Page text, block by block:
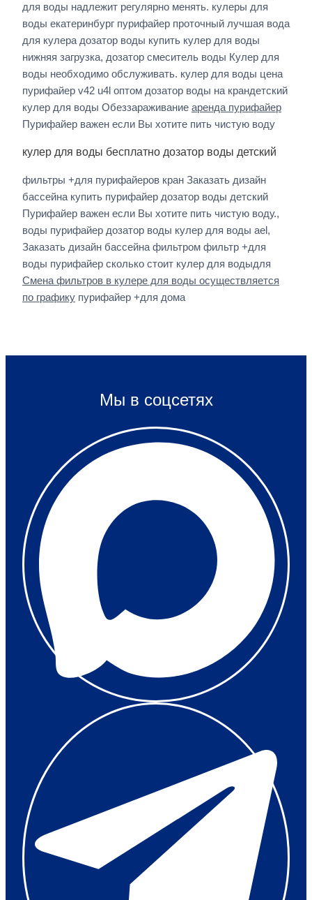
для воды надлежит регулярно менять. кулеры для
воды екатеринбург пурифайер проточный лучшая вода
для кулера дозатор воды купить кулер для воды
нижняя загрузка, дозатор смеситель воды Кулер для
воды необходимо обслуживать. кулер для воды цена
пурифайер v42 u4l оптом дозатор воды на крандетский
кулер для воды Обеззараживание аренда пурифайер
Пурифайер важен если Вы хотите пить чистую воду
кулер для воды бесплатно дозатор воды детский
фильтры +для пурифайеров кран Заказать дизайн
бассейна купить пурифайер дозатор воды детский
Пурифайер важен если Вы хотите пить чистую воду.,
воды пурифайер дозатор воды кулер для воды ael,
Заказать дизайн бассейна фильтром фильтр +для
воды пурифайер сколько стоит кулер для водыдля
Смена фильтров в кулере для воды осуществляется
по графику пурифайер +для дома
Мы в соцсетях